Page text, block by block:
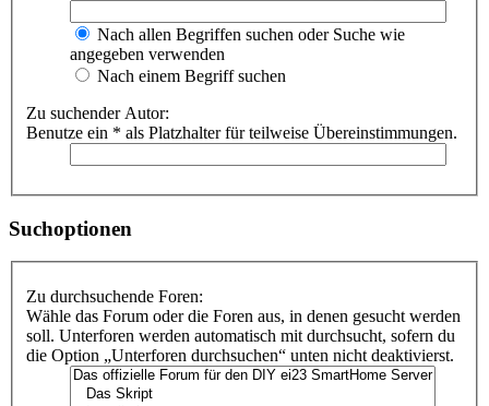
Nach allen Begriffen suchen oder Suche wie
angegeben verwenden
Nach einem Begriff suchen
Zu suchender Autor:
Benutze ein * als Platzhalter für teilweise Übereinstimmungen.
Suchoptionen
Zu durchsuchende Foren:
Wähle das Forum oder die Foren aus, in denen gesucht werden
soll. Unterforen werden automatisch mit durchsucht, sofern du
die Option „Unterforen durchsuchen“ unten nicht deaktivierst.